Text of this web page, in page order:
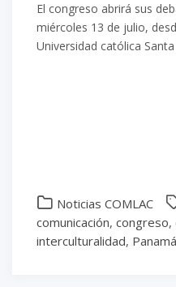
El congreso abrirá sus
miércoles 13 de julio,
Universidad católica
Noticias COMLAC
comunicación, congreso,
interculturalidad, Panamá